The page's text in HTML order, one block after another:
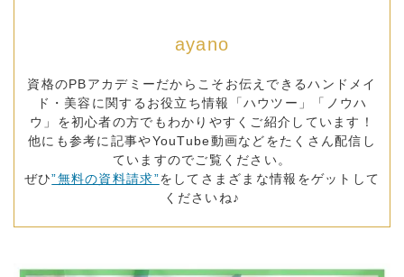
ayano
資格のPBアカデミーだからこそお伝えできるハンドメイ
ド・美容に関するお役立ち情報「ハウツー」「ノウハ
ウ」を初心者の方でもわかりやすくご紹介しています！
他にも参考に記事やYouTube動画などをたくさん配信し
ていますのでご覧ください。
ぜひ”無料の資料請求”をしてさまざまな情報をゲットして
くださいね♪